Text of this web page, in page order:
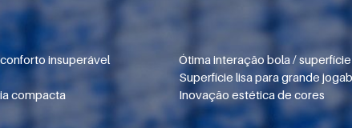
insuperável
compacta
Ótima interação bola / superfície
Superfície lisa para grande
Inovação estética de cores